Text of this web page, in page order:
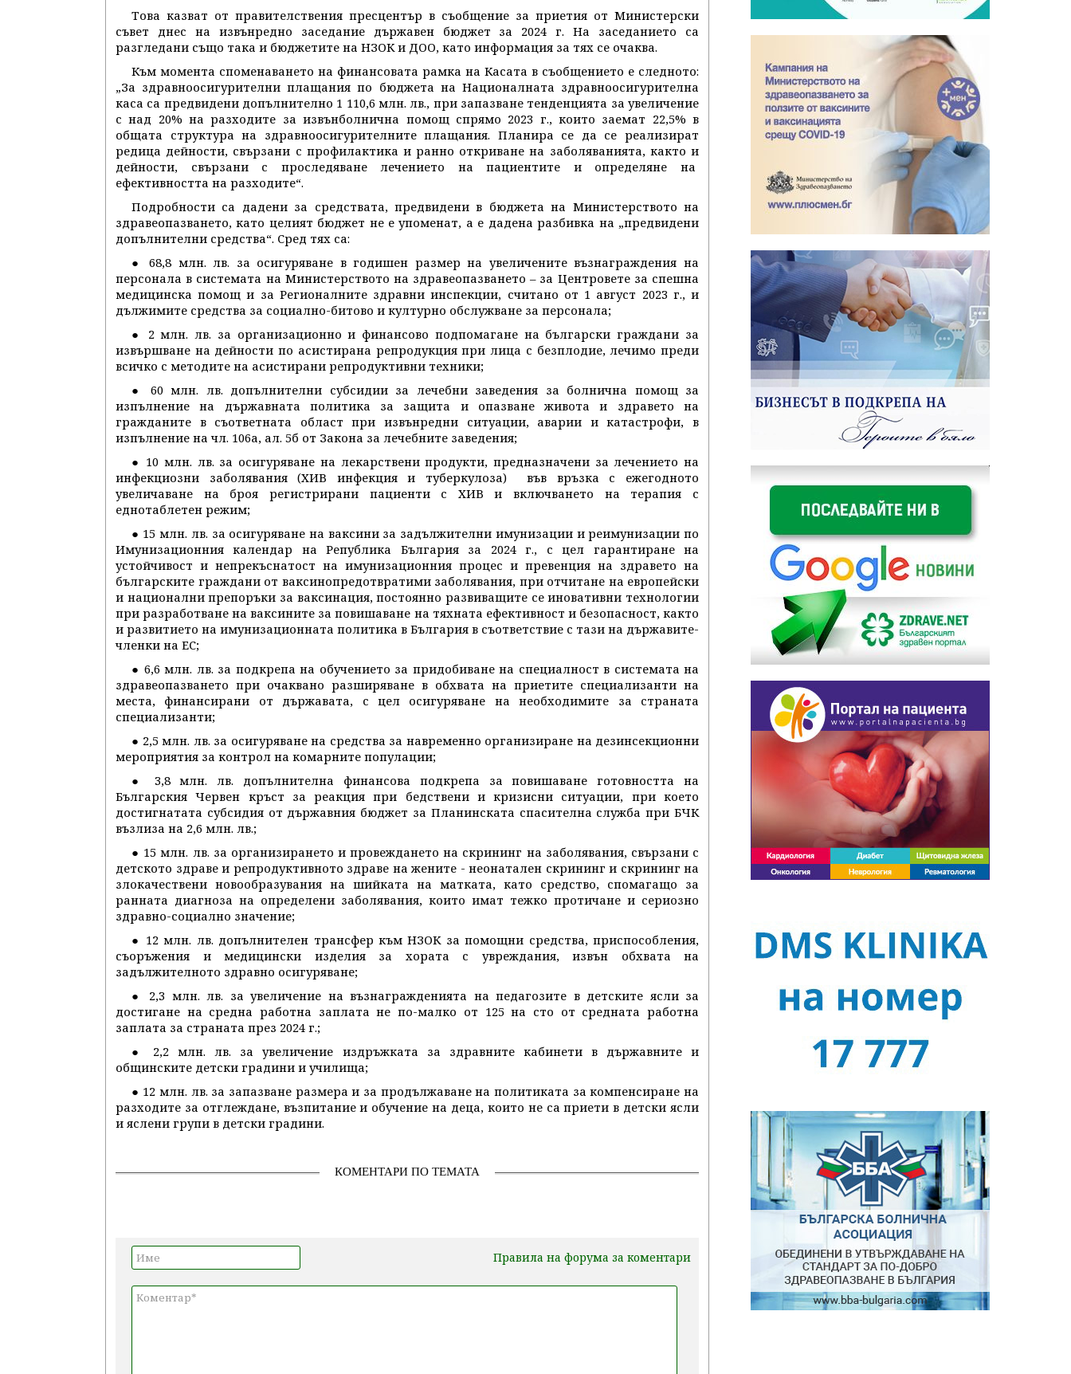
Това казват от правителствения пресцентър в съобщение за приетия от Министерски
съвет днес на извънредно заседание държавен бюджет за 2024 г. На заседанието са
разгледани също така и бюджетите на НЗОК и ДОО, като информация за тях се очаква.
Към момента споменаването на финансовата рамка на Касата в съобщението е следното:
„За здравноосигурителни плащания по бюджета на Националната здравноосигурителна
каса са предвидени допълнително 1 110,6 млн. лв., при запазване тенденцията за увеличение
с над 20% на разходите за извънболнична помощ спрямо 2023 г., които заемат 22,5% в
общата структура на здравноосигурителните плащания. Планира се да се реализират
редица дейности, свързани с профилактика и ранно откриване на заболяванията, както и
дейности, свързани с проследяване лечението на пациентите и определяне на
ефективността на разходите“.
Подробности са дадени за средствата, предвидени в бюджета на Министерството на
здравеопазването, като целият бюджет не е упоменат, а е дадена разбивка на „предвидени
допълнителни средства“. Сред тях са:
● 68,8 млн. лв. за осигуряване в годишен размер на увеличените възнаграждения на
персонала в системата на Министерството на здравеопазването – за Центровете за спешна
медицинска помощ и за Регионалните здравни инспекции, считано от 1 август 2023 г., и
дължимите средства за социално-битово и културно обслужване за персонала;
● 2 млн. лв. за организационно и финансово подпомагане на български граждани за
извършване на дейности по асистирана репродукция при лица с безплодие, лечимо преди
всичко с методите на асистирани репродуктивни техники;
● 60 млн. лв. допълнителни субсидии за лечебни заведения за болнична помощ за
изпълнение на държавната политика за защита и опазване живота и здравето на
гражданите в съответната област при извънредни ситуации, аварии и катастрофи, в
изпълнение на чл. 106а, ал. 5б от Закона за лечебните заведения;
● 10 млн. лв. за осигуряване на лекарствени продукти, предназначени за лечението на
инфекциозни заболявания (ХИВ инфекция и туберкулоза) във връзка с ежегодното
увеличаване на броя регистрирани пациенти с ХИВ и включването на терапия с
еднотаблетен режим;
● 15 млн. лв. за осигуряване на ваксини за задължителни имунизации и реимунизации по
Имунизационния календар на Република България за 2024 г., с цел гарантиране на
устойчивост и непрекъснатост на имунизационния процес и превенция на здравето на
българските граждани от ваксинопредотвратими заболявания, при отчитане на европейски
и национални препоръки за ваксинация, постоянно развиващите се иновативни технологии
при разработване на ваксините за повишаване на тяхната ефективност и безопасност, както
и развитието на имунизационната политика в България в съответствие с тази на държавите-
членки на ЕС;
● 6,6 млн. лв. за подкрепа на обучението за придобиване на специалност в системата на
здравеопазването при очаквано разширяване в обхвата на приетите специализанти на
места, финансирани от държавата, с цел осигуряване на необходимите за страната
специализанти;
● 2,5 млн. лв. за осигуряване на средства за навременно организиране на дезинсекционни
мероприятия за контрол на комарните популации;
● 3,8 млн. лв. допълнителна финансова подкрепа за повишаване готовността на
Българския Червен кръст за реакция при бедствени и кризисни ситуации, при което
достигнатата субсидия от държавния бюджет за Планинската спасителна служба при БЧК
възлиза на 2,6 млн. лв.;
● 15 млн. лв. за организирането и провеждането на скрининг на заболявания, свързани с
детското здраве и репродуктивното здраве на жените - неонатален скрининг и скрининг на
злокачествени новообразувания на шийката на матката, като средство, спомагащо за
ранната диагноза на определени заболявания, които имат тежко протичане и сериозно
здравно-социално значение;
● 12 млн. лв. допълнителен трансфер към НЗОК за помощни средства, приспособления,
съоръжения и медицински изделия за хората с увреждания, извън обхвата на
задължителното здравно осигуряване;
● 2,3 млн. лв. за увеличение на възнагражденията на педагозите в детските ясли за
достигане на средна работна заплата не по-малко от 125 на сто от средната работна
заплата за страната през 2024 г.;
● 2,2 млн. лв. за увеличение издръжката за здравните кабинети в държавните и
общинските детски градини и училища;
● 12 млн. лв. за запазване размера и за продължаване на политиката за компенсиране на
разходите за отглеждане, възпитание и обучение на деца, които не са приети в детски ясли
и яслени групи в детски градини.
КОМЕНТАРИ ПО ТЕМАТА
Правила на форума за коментари